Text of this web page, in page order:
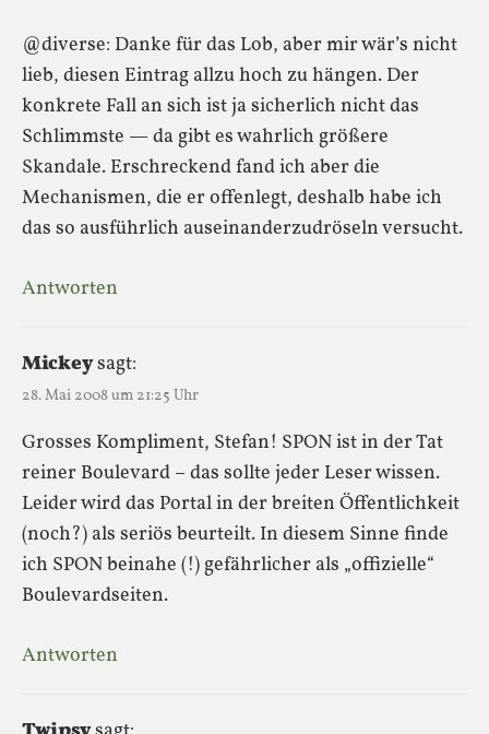
@diverse: Danke für das Lob, aber mir wär’s nicht
lieb, diesen Eintrag allzu hoch zu hängen. Der
konkrete Fall an sich ist ja sicherlich nicht das
Schlimmste — da gibt es wahrlich größere
Skandale. Erschreckend fand ich aber die
Mechanismen, die er offenlegt, deshalb habe ich
das so ausführlich auseinanderzudröseln versucht.
Antworten
Mickeysagt:
28. Mai 2008 um 21:25 Uhr
Grosses Kompliment, Stefan! SPON ist in der Tat
reiner Boulevard – das sollte jeder Leser wissen.
Leider wird das Portal in der breiten Öffentlichkeit
(noch?) als seriös beurteilt. In diesem Sinne finde
ich SPON beinahe (!) gefährlicher als „offizielle“
Boulevardseiten.
Antworten